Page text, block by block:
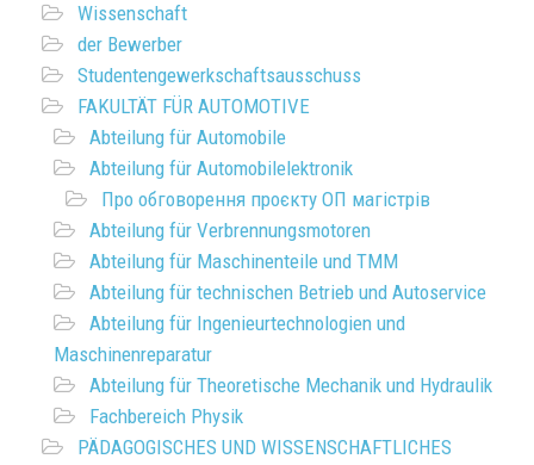
Wissenschaft
der Bewerber
Studentengewerkschaftsausschuss
FAKULTÄT FÜR AUTOMOTIVE
Abteilung für Automobile
Abteilung für Automobilelektronik
Про обговорення проєкту ОП магістрів
Abteilung für Verbrennungsmotoren
Abteilung für Maschinenteile und TMM
Abteilung für technischen Betrieb und Autoservice
Abteilung für Ingenieurtechnologien und
Maschinenreparatur
Abteilung für Theoretische Mechanik und Hydraulik
Fachbereich Physik
PÄDAGOGISCHES UND WISSENSCHAFTLICHES